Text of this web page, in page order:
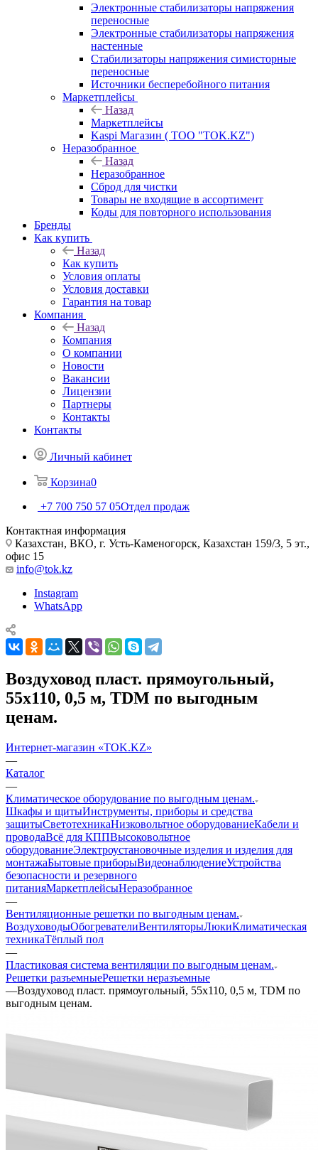
Электронные стабилизаторы напряжения
переносные
Электронные стабилизаторы напряжения
настенные
Стабилизаторы напряжения симисторные
переносные
Источники бесперебойного питания
Маркетплейсы
Назад
Маркетплейсы
Kaspi Магазин ( ТОО "TOK.KZ")
Неразобранное
Назад
Неразобранное
Сброд для чистки
Товары не входящие в ассортимент
Коды для повторного использования
Бренды
Как купить
Назад
Как купить
Условия оплаты
Условия доставки
Гарантия на товар
Компания
Назад
Компания
О компании
Новости
Вакансии
Лицензии
Партнеры
Контакты
Контакты
Личный кабинет
Корзина0
+7 700 750 57 05Отдел продаж
Контактная информация
Казахстан, ВКО, г. Усть-Каменогорск, Казахстан 159/3, 5 эт.,
офис 15
info@tok.kz
Instagram
WhatsApp
Воздуховод пласт. прямоугольный,
55х110, 0,5 м, TDM по выгодным
ценам.
Интернет-магазин «TOK.KZ»
—
Каталог
—
Климатическое оборудование по выгодным ценам.
Шкафы и щитыИнструменты, приборы и средства
защитыСветотехникаНизковольтное оборудованиеКабели и
проводаВсё для КППВысоковольтное
оборудованиеЭлектроустановочные изделия и изделия для
монтажаБытовые приборыВидеонаблюдениеУстройства
безопасности и резервного
питанияМаркетплейсыНеразобранное
—
Вентиляционные решетки по выгодным ценам.
ВоздуховодыОбогревателиВентиляторыЛюкиКлиматическая
техникаТёплый пол
—
Пластиковая система вентиляции по выгодным ценам.
Решетки разъемныеРешетки неразъемные
—Воздуховод пласт. прямоугольный, 55х110, 0,5 м, TDM по
выгодным ценам.